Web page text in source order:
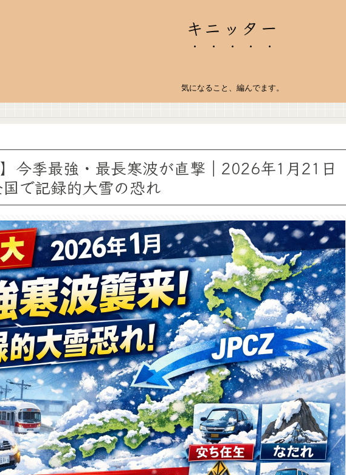
キニッター
気になること、編んでます。
】今季最強・最長寒波が直撃｜2026年1月21日
で記録的大雪の恐れ